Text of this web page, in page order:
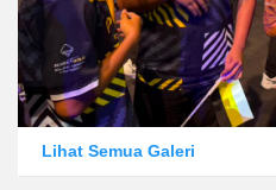
Lihat Semua Galeri